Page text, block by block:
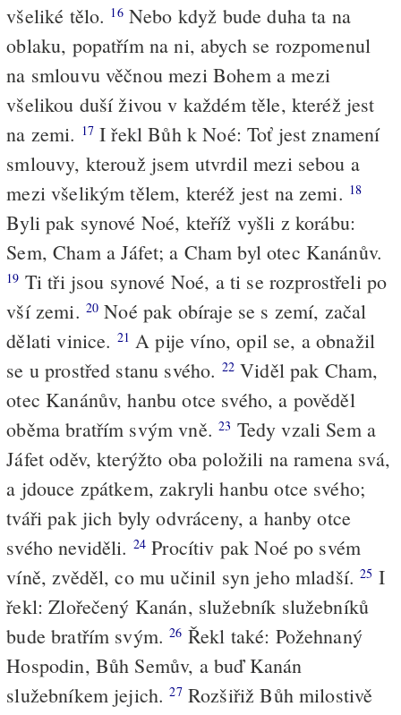
všeliké tělo. 16Nebo když bude duha ta na
oblaku, popatřím na ni, abych se rozpomenul
na smlouvu věčnou mezi Bohem a mezi
všelikou duší živou v každém těle, kteréž jest
na zemi. 17 I řekl Bůh k Noé: Toť jest znamení
smlouvy, kterouž jsem utvrdil mezi sebou a
mezi všelikým tělem, kteréž jest na zemi. 18
Byli pak synové Noé, kteříž vyšli z korábu:
Sem, Cham a Jáfet; a Cham byl otec Kanánův.
19 Ti tři jsou synové Noé, a ti se rozprostřeli po
vší zemi. 20 Noé pak obíraje se s zemí, začal
dělati vinice. 21 A pije víno, opil se, a obnažil
se u prostřed stanu svého. 22Viděl pak Cham,
otec Kanánův, hanbu otce svého, a pověděl
oběma bratřím svým vně.23 Tedy vzali Sem a
Jáfet oděv, kterýžto oba položili na ramena svá,
a jdouce zpátkem, zakryli hanbu otce svého;
tváři pak jich byly odvráceny, a hanby otce
svého neviděli. 24 Procítiv pak Noé po svém
víně, zvěděl, co mu učinil syn jeho mladší.25 I
řekl: Zlořečený Kanán, služebník služebníků
bude bratřím svým.26 Řekl také: Požehnaný
Hospodin, Bůh Semův, a buď Kanán
služebníkem jejich.27Rozšiřiž Bůh milostivě